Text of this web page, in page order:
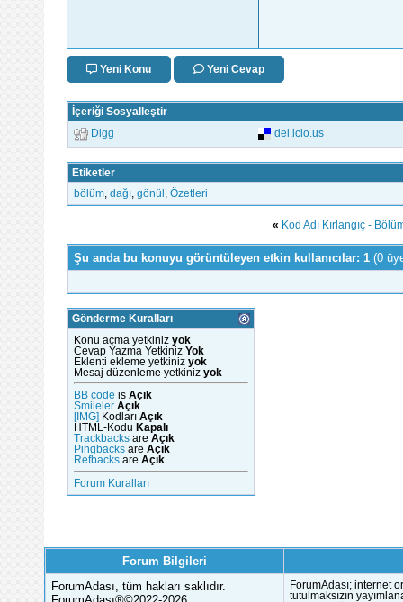
Yeni Konu Yeni Cevap
İçeriği Sosyalleştir
Digg del.icio.us
Etiketler
bölüm dağı gönül Özetleri
« Kod Adı Kırlangıç -
Şu anda bu konuyu görüntüleyen etkin kullanıcılar: 1 (0
Gönderme Kuralları
Konu açma yetkiniz yok
Cevap Yazma Yetkiniz Yok
Eklenti ekleme yetkiniz yok
Mesaj düzenleme yetkiniz yok
BB code is Açık
Smileler Açık
[IMG]
Kodları Açık
HTML-Kodu Kapalı
Trackbacks are Açık
Pingbacks are Açık
Refbacks are Açık
Forum Kuralları
Forum Bilgileri
ForumAdası, tüm hakları saklıdır.
ForumAdası; internet
tutulmaksızın